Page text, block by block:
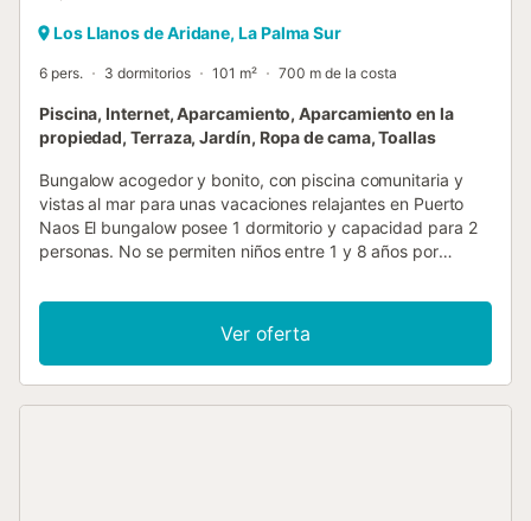
Los Llanos de Aridane, La Palma Sur
6 pers. 3 dormitorios 101 m² 700 m de la costa
Piscina, Internet, Aparcamiento, Aparcamiento en la
propiedad, Terraza, Jardín, Ropa de cama, Toallas
Bungalow acogedor y bonito, con piscina comunitaria y
vistas al mar para unas vacaciones relajantes en Puerto
Naos El bungalow posee 1 dormitorio y capacidad para 2
personas. No se permiten niños entre 1 y 8 años por
de arena y de un supermercado, a tan solo 10 km de la
ciudad y 35 km del aeropuerto. Se sitúa en una zona rural
cerca de la playa. Dispone de piscina, sauna, jardín y
barbacoa comunitarios, terraza con tumbonas y mesa,
Ver oferta